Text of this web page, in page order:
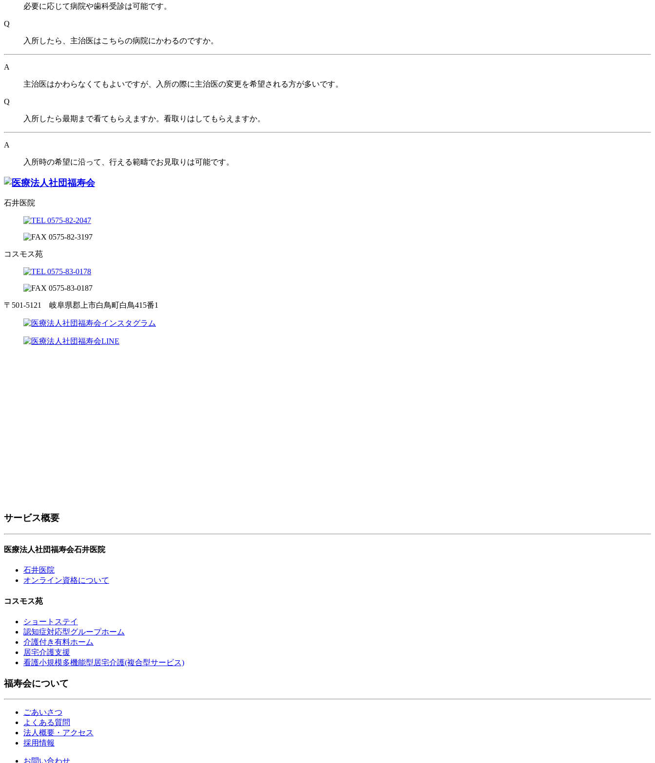
必要に応じて病院や歯科受診は可能です。
Q
入所したら、主治医はこちらの病院にかわるのですか。
A
主治医はかわらなくてもよいですが、入所の際に主治医の変更を希望される方が多いです。
Q
入所したら最期まで看てもらえますか。看取りはしてもらえますか。
A
入所時の希望に沿って、行える範疇でお見取りは可能です。
石井医院
コスモス苑
〒501-5121 岐阜県郡上市白鳥町白鳥415番1
サービス概要
医療法人社団福寿会石井医院
石井医院
オンライン資格について
コスモス苑
ショートステイ
認知症対応型グループホーム
介護付き有料ホーム
居宅介護支援
看護小規模多機能型居宅介護(複合型サービス)
福寿会について
ごあいさつ
よくある質問
法人概要・アクセス
採用情報
お問い合わせ